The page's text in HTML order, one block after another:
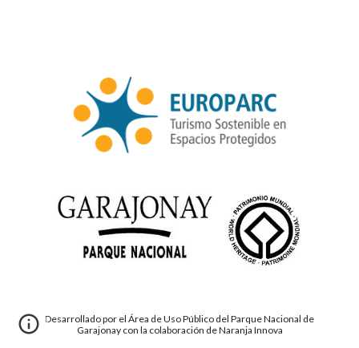
Desarrollado por el Área de Uso Público del Parque Nacional de
Garajonay con la colaboración de Naranja Innova